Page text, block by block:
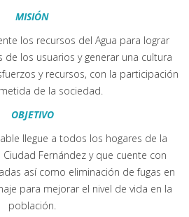
MISIÓN
los recursos del Agua para lograr
de los usuarios y generar una cultura
y recursos, con la participación
de la sociedad.
OBJETIVO
llegue a todos los hogares de la
Fernández y que cuente con
así como eliminación de fugas en
para mejorar el nivel de vida en la
población.